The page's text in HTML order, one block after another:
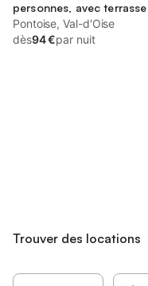
personnes, avec terrasse
Pontoise, Val-d'Oise
dès94 €par nuit
Trouver des locations